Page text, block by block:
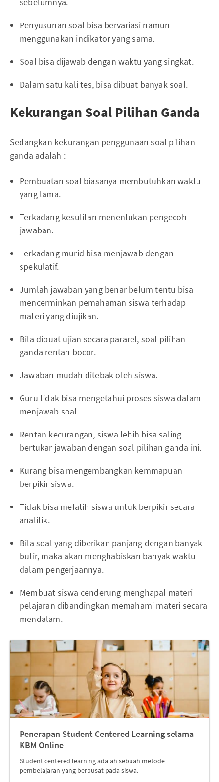
Penyusunan soal bisa bervariasi namun
menggunakan indikator yang sama.
Soal bisa dijawab dengan waktu yang singkat.
Dalam satu kali tes, bisa dibuat banyak soal.
Kekurangan Soal Pilihan Ganda
Sedangkan kekurangan penggunaan soal pilihan
ganda adalah :
Pembuatan soal biasanya membutuhkan waktu
yang lama.
Terkadang kesulitan menentukan pengecoh
jawaban.
Terkadang murid bisa menjawab dengan
spekulatif.
Jumlah jawaban yang benar belum tentu bisa
mencerminkan pemahaman siswa terhadap
materi yang diujikan.
Bila dibuat ujian secara pararel, soal pilihan
ganda rentan bocor.
Jawaban mudah ditebak oleh siswa.
Guru tidak bisa mengetahui proses siswa dalam
menjawab soal.
Rentan kecurangan, siswa lebih bisa saling
bertukar jawaban dengan soal pilihan ganda ini.
Kurang bisa mengembangkan kemmapuan
berpikir siswa.
Tidak bisa melatih siswa untuk berpikir secara
analitik.
Bila soal yang diberikan panjang dengan banyak
butir, maka akan menghabiskan banyak waktu
dalam pengerjaannya.
Membuat siswa cenderung menghapal materi
pelajaran dibandingkan memahami materi secara
mendalam.
Penerapan Student Centered Learning selama
KBM Online
Student centered learning adalah sebuah metode
pembelajaran yang berpusat pada siswa.